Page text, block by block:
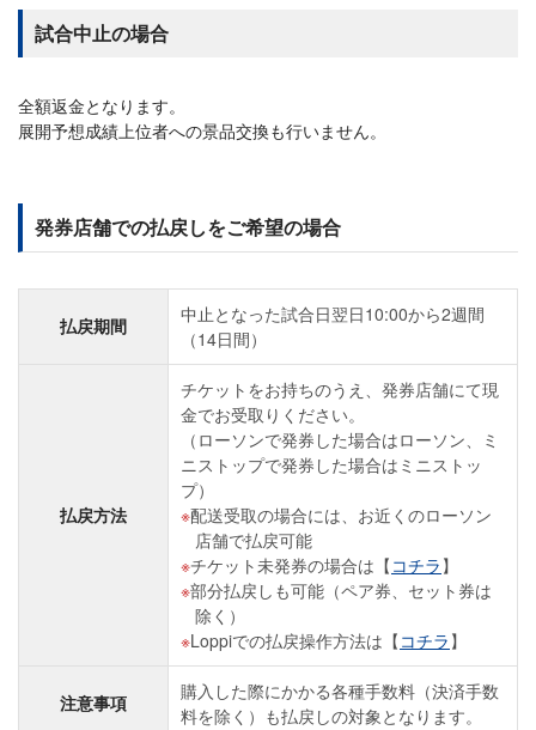
試合中止の場合
全額返金となります。
展開予想成績上位者への景品交換も行いません。
発券店舗での払戻しをご希望の場合
払戻期間
中止となった試合日翌日10:00から2週間
（14日間）
払戻方法
チケットをお持ちのうえ、発券店舗にて現
金でお受取りください。
（ローソンで発券した場合はローソン、ミ
ニストップで発券した場合はミニストッ
プ）
配送受取の場合には、お近くのローソン
店舗で払戻可能
チケット未発券の場合は【 コチラ 】
部分払戻しも可能（ペア券、セット券は
除く）
Loppiでの払戻操作方法は【 コチラ 】
注意事項
購入した際にかかる各種手数料（決済手数
料を除く）も払戻しの対象となります。